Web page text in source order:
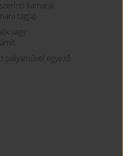
kamarai
tagja).
vagy
pályaművel egyező